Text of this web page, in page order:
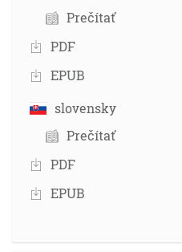
Prečítať
PDF
EPUB
slovensky
Prečítať
PDF
EPUB